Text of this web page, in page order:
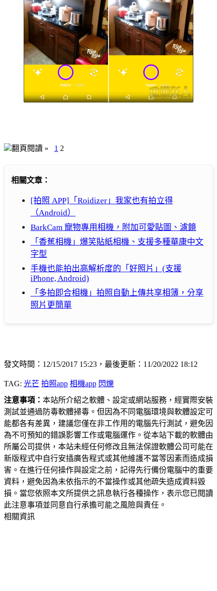
翻頁閱讀 » 1 2
相關文章：
[拍照 APP]「Roidizer」我家也有拍立得
（Android）
BarkCam 寵物專用相機，附加可愛貼圖、濾鏡
「香蕉相機」爆笑貼紙相機、支援多種華康中文
字型
手機也能拍出高解析度的「好照片」(支援
iPhone, Android)
「多拍即合相機」拍照自動上傳共享相簿，分享
照片更簡單
發文時間：12/15/2017 15:23，最後更新：11/20/2022 18:12
TAG: 光芒 拍照app 相機app 閃爍
注意事項： 本站所介紹之軟體、設定或網站服務，經實際安裝
測試並通過防毒軟體掃毒。但因為不同電腦環境與軟體設定可
能都各有差異，建議您僅在非工作用的電腦先行測試，避免因
為不可預知的錯誤影響工作或電腦運作。從本站下載的軟體由
所屬公司提供，本站未經任何修改且無法保證軟體公司可能在
新版程式中自行安插廣告程式或其他維護不當等因素而造成損
害。在進行任何操作與設定之前，記得先行備份電腦中的重要
資料，避免因為未依指示的不當操作或其他疏失造成資料毀
損。當您依照本文所提供之訊息執行各種操作，表示您已閱讀
此注意事項並同意自行承擔可能之風險與責任。
相關資訊